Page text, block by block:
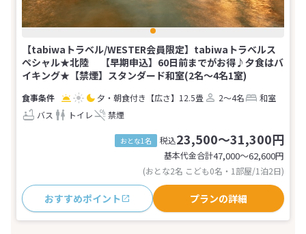
【tabiwaトラベル/WESTER会員限定】tabiwaトラベルス
ペシャル★北陸 【早期申込】60日前までがお得♪夕食はバ
イキング★【禁煙】スタンダード和室(2名～4名1室)
夕・朝食付き 【広さ】12.5畳 2～4名
和室
バス
トイレ 禁煙
おとな1名 税込23,500～31,300円
基本代金合計47,000〜62,600円
(おとな2名 こども0名・1部屋/1泊2日)
おすすめポイント プランの詳細